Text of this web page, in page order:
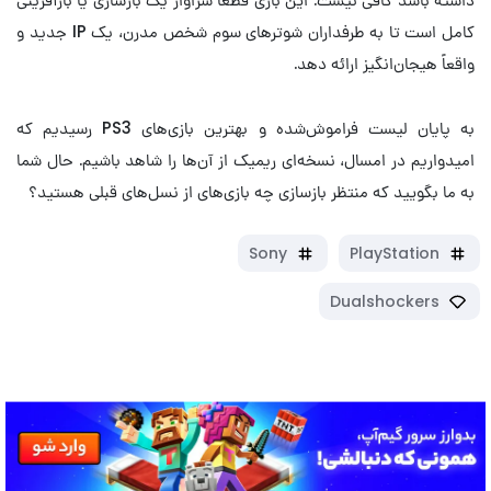
کامل است تا به طرفداران شوترهای سوم شخص مدرن، یک IP جدید و
واقعاً هیجان‌انگیز ارائه دهد.
به پایان لیست فراموش‌شده و بهترین بازی‌های PS3 رسیدیم که
امیدواریم در امسال، نسخه‌ای ریمیک از آن‌ها را شاهد باشیم. حال شما
به ما بگویید که منتظر بازسازی چه بازی‌های از نسل‌های قبلی هستید؟
PlayStation
Sony
Dualshockers